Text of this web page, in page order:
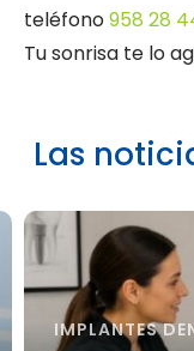
teléfono958 28
Tu sonrisa te lo
Las
IMPLANTES